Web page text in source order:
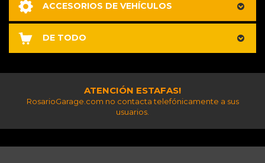
ACCESORIOS DE VEHÍCULOS
DE TODO
ATENCIÓN ESTAFAS!
RosarioGarage.com no contacta telefónicamente a sus
usuarios.